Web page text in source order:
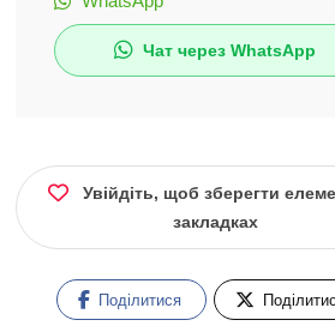
Чат через WhatsApp
Увійдіть, щоб зберегти
закладках
Поділитися